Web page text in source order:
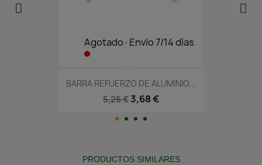
Agotado·Envío 7/14 días
BARRA REFUERZO DE ALUMINIO...
5,26 € 3,68 €
PRODUCTOS SIMILARES